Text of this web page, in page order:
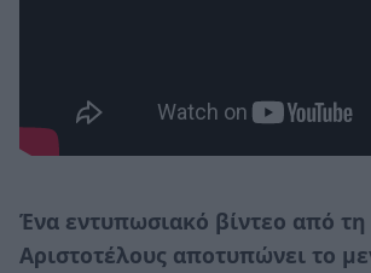
Ένα εντυπωσιακό βίντεο από
Αριστοτέλους αποτυπώνει το